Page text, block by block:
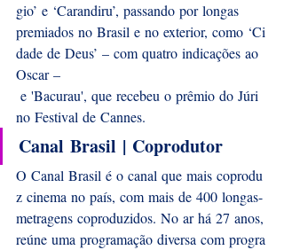
gio’ e ‘Carandiru’, passando por longas
premiados no Brasil e no exterior, como ‘Ci
dade de Deus’ – com quatro indicações ao
Oscar –
e 'Bacurau', que recebeu o prêmio do Júri
no Festival de Cannes.
Canal Brasil | Coprodutor
O Canal Brasil é o canal que mais coprodu
z cinema no país, com mais de 400 longas-
metragens coproduzidos. No ar há 27 anos,
reúne uma programação diversa com progra